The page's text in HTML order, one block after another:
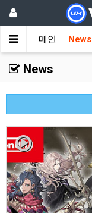
메인 News
News